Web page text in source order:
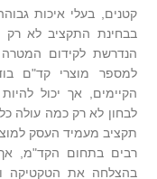
קטנים, בעלי איכות
בבחינת התקציב לא
הנדרשת לקידום
למספר מוצרי קד"ם
הקיימים, אך יכול
לבחון לא רק כמה עולה
תקציב מעמיד העסק
בהצלחה את הטקטיקה